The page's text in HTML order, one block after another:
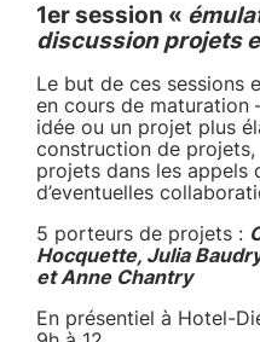
1er session «
discussion projets
Le but de ces sessions
en cours de maturation
idée ou un projet plus
construction de
projets dans les appels
d’eventuelles
5 porteurs de projets :
Hocquette, Julia
et Anne Chantry
En présentiel à Hotel-